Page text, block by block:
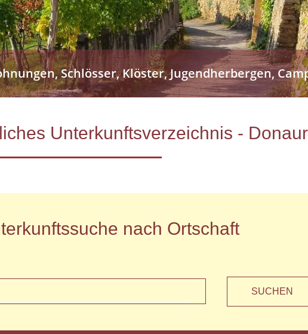
Schlösser, Klöster, Jugendherbergen,
Unterkunftsverzeichnis -
nach Ortschaft